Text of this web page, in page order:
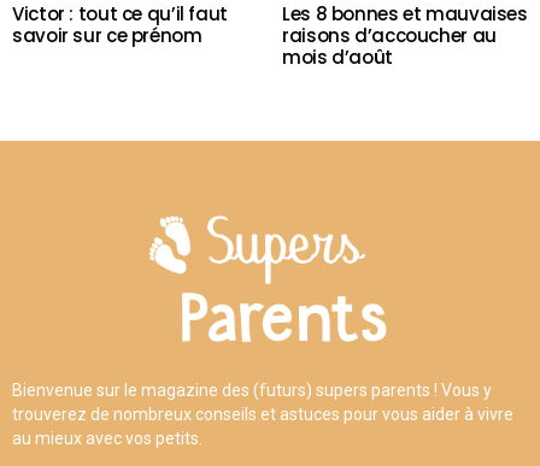
Victor : tout ce qu’il faut
savoir sur ce prénom
Les 8 bonnes et mauvaises
raisons d’accoucher au
mois d’août
Bienvenue sur le magazine des (futurs) supers parents ! Vous y
trouverez de nombreux conseils et astuces pour vous aider à vivre
au mieux avec vos petits.